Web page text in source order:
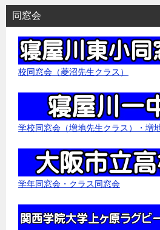
同窓会
校同窓会（菱沼先生クラス）
学校同窓会（増地先生クラス）・増
学年同窓会・クラス同窓会